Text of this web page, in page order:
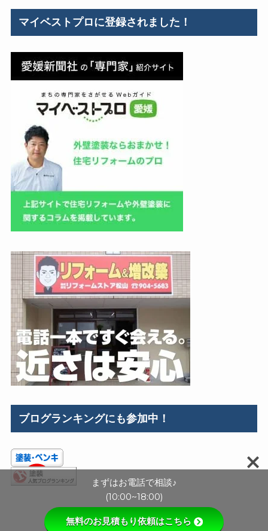
マイベストプロに登録されました！
ブログランキングにも参加中！
まずはお電話で相談♪
(10:00~18:00)
無料のお見積もり依頼はこちら